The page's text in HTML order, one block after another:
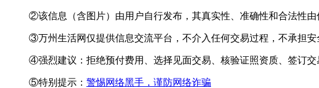
②该信息（含图片）由用户自行发布，其真实性、准确性和合法性由
③万州生活网仅提供信息交流平台，不介入任何交易过程，不承担
④强烈建议：拒绝预付费用、选择见面交易、核验证照资质、签订交
⑤特别提示： 警惕网络黑手，谨防网络诈骗